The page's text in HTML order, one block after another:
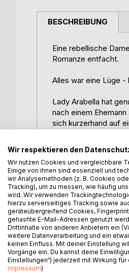
BESCHREIBUNG
Eine rebellische
Romanze entfacht.
Alles war eine Lüge -
Lady Arabella hat
nach einem
sich kurzerhand auf
schroffe Manieren,
gegenüber allem,
Philip, der noch
das einfache Leben
bedeutet. Doch ihr
neckisches
Inmitten von
alles zu gefährden
verborgene Identität
Von Feinden zu
Wir respektieren den
Wir nutzen Cookies und vergleichbare
Einige von ihnen sind essenziell und
wir Analysemethoden (z. B. Cookies
Tracking), um zu messen, wie häufig
wird. Wir verwenden
hierzu serverseitiges Tracking sowie
geräteübergreifend Cookies,
gehashte E-Mail-Adressen genutzt
Drittinhalte von anderen Anbietern ein
weitere Datenverarbeitung und ein
keinen Einfluss. Mit deiner Einstellung
Vorgänge ein. Du kannst deine
Einstellungen“) jederzeit mit Wirkung
Impressum)